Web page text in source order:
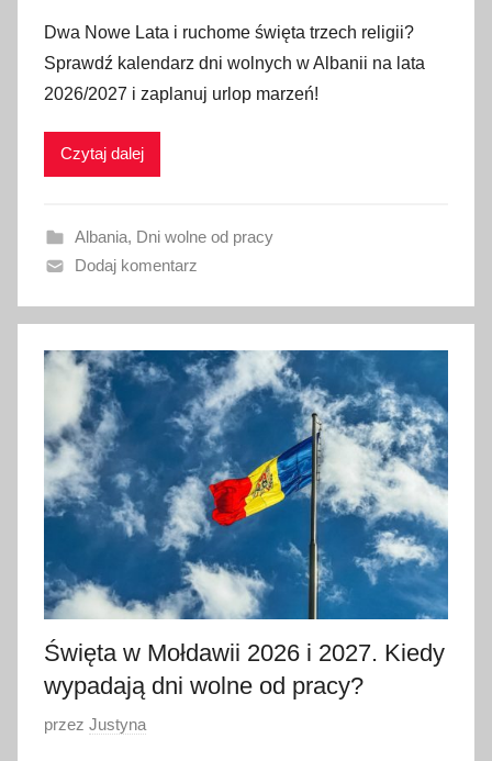
u
b
l
i
a
n
3
0
e
r
w
2
0
2
Dwa Nowe Lata i ruchome święta trzech religii?
Sprawdź kalendarz dni wolnych w Albanii na lata
2026/2027 i zaplanuj urlop marzeń!
Czytaj dalej
Albania, Dni wolne od pracy
Dodaj komentarz
Święta w Mołdawii 2026 i 2027. Kiedy
wypadają dni wolne od pracy?
O
przez Justyna